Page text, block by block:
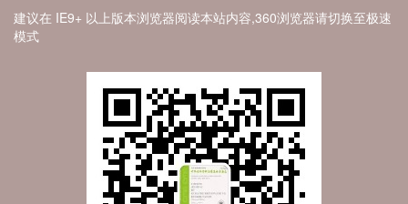
建议在 IE9+ 以上版本浏览器阅读本站内容,360浏览器请切换至极速
模式